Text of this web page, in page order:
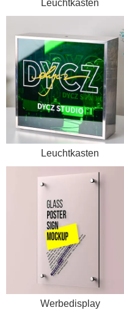
Leuchtkasten
Leuchtkasten
Werbedisplay